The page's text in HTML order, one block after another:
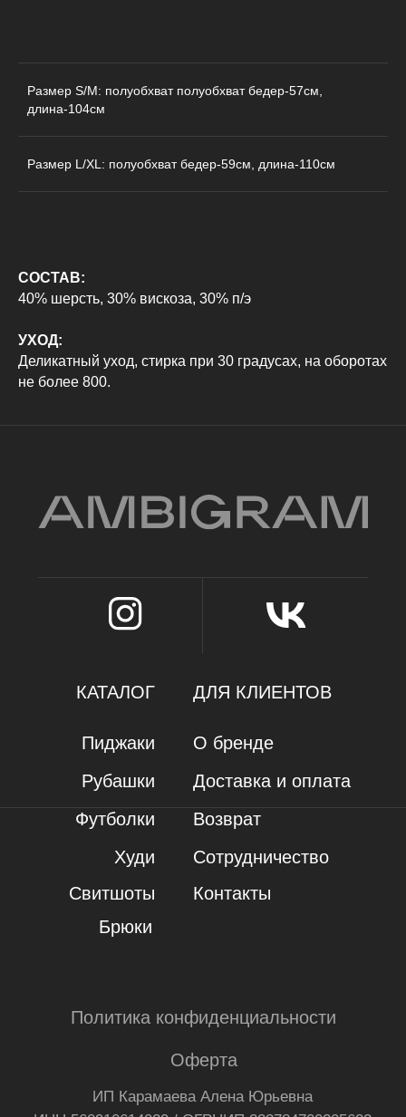
Размер S/M: полуобхват полуобхват бедер-57см,
длина-104см
Размер L/XL: полуобхват бедер-59см, длина-110см
СОСТАВ:
40% шерсть, 30% вискоза, 30% п/э
УХОД:
Деликатный уход, стирка при 30 градусах, на оборотах
не более 800.
КАТАЛОГ
Политика конфиденциальности
ИНН 560910614029 / ОГРНИП 323784700205623
Брюки